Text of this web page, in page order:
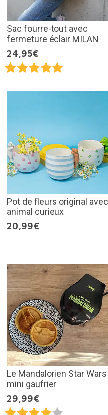
Sac fourre-tout avec
fermeture éclair MILAN
24,95€
Pot de fleurs original avec
animal curieux
20,99€
Le Mandalorien Star Wars
mini gaufrier
29,99€